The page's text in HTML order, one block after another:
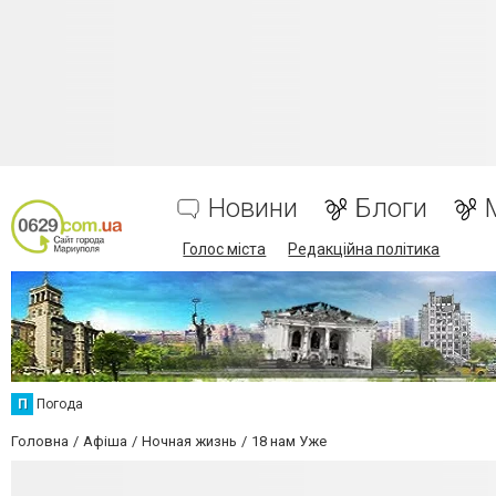
Новини Блоги
Голос міста Редакційна політика
П Погода
Головна Афіша Ночная жизнь 18 нам Уже